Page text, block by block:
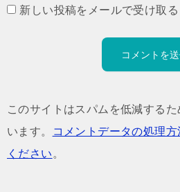
新しい投稿をメールで受け取る
このサイトはスパムを低減する
います。
コメントデータの処理
ください。